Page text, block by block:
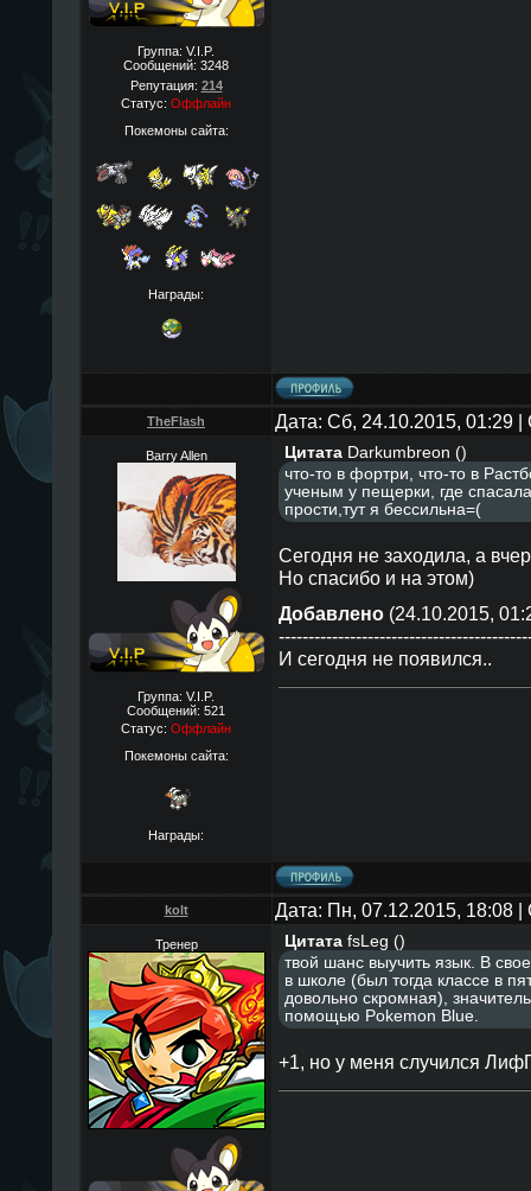
Группа: V.I.P.
Сообщений: 3248
Репутация: 214
Статус: Оффлайн
Покемоны сайта:
Награды:
TheFlаsh Дата: Сб, 24.10.2015, 01:29
Barry Allen
Группа: V.I.P.
Сообщений: 521
Статус: Оффлайн
Покемоны сайта:
Награды:
Цитата Darkumbreon ()
что-то в фортри, что-то в
ученым у пещерки, где
прости,тут я бессильна=(
Сегодня не заходила, а
Но спасибо и на этом)
Добавлено(24.10.2015,
И сегодня не появился..
kolt Дата: Пн, 07.12.2015, 18:08
Тренер Цитата fsLeg ()
твой шанс выучить язык. В
в школе (был тогда классе в
довольно скромная),
помощью Pokemon Blue.
+1, но у меня случился